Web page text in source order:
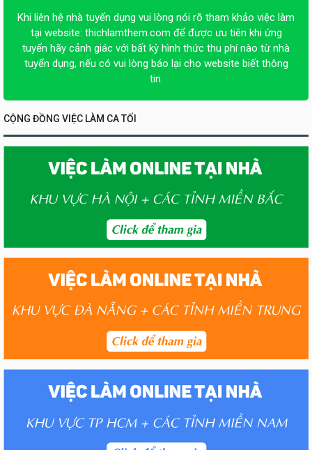
Khi liên hệ nhà tuyển dụng vui lòng nói rõ tham khảo việc làm
tại website: thichlamthem.com để được ưu tiên khi ứng
tuyển hãy cảnh giác với bất kỳ hình thức thu phí nào từ nhà
tuyển dụng, nếu có vui lòng báo lại cho website biết thông
tin.
CỘNG ĐỒNG VIỆC LÀM CA TỐI